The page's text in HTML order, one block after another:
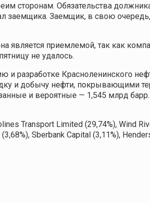
сторонам. Обязательства
заемщика. Заемщик, в свою
является приемлемой, так как
не удалось.
и разработке Красноленинского
и добычу нефти, покрывающими
и вероятные — 1,545 млрд
Transport Limited (29,74%), Wind
Sberbank Capital (3,11%),